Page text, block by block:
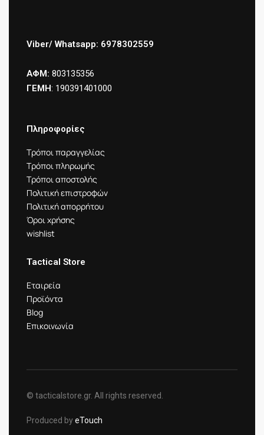
Viber/ Whatsapp: 6978302559
ΑΦΜ: 803135356
ΓΕΜΗ: 190391401000
Πληροφορίες
Τρόποι παραγγελίας
Τρόποι πληρωμής
Τρόποι αποστολής
Πολιτική επιστροφών
Πολιτική απορρήτου
Όροι χρήσης
wishlist
Tactical Store
Εταιρεία
Προϊόντα
Blog
Επικοινωνία
© tacticalstore.gr. All rights reserved.
Produced byeTouch